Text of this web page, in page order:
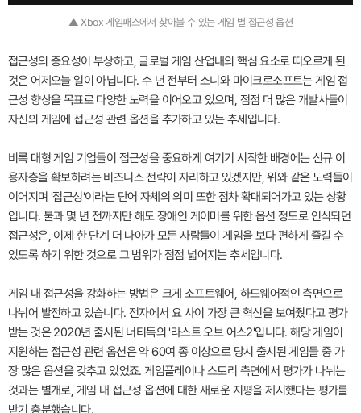
▲ Xbox 게임패스에서 찾아볼 수 있는 게임 별 접근성 옵션
접근성의 중요성이 부상하고, 글로벌 게임 산업내의 핵심 요소로 떠오르게 된
것은 어제오늘 일이 아닙니다. 수 년 전부터 소니와 마이크로소프트는 게임 접
근성 향상을 목표로 다양한 노력을 이어오고 있으며, 점점 더 많은 개발사들이
자신의 게임에 접근성 관련 옵션을 추가하고 있는 추세입니다.
비록 대형 게임 기업들이 접근성을 중요하게 여기기 시작한 배경에는 신규 이
용자층을 확보하려는 비즈니스 전략이 자리하고 있겠지만, 위와 같은 노력들이
이어지며 '접근성'이라는 단어 자체의 의미 또한 점차 확대되어가고 있는 상황
입니다. 불과 몇 년 전까지만 해도 장애인 게이머를 위한 옵션 정도로 인식되던
접근성은, 이제 한 단계 더 나아가 모든 사람들이 게임을 보다 편하게 즐길 수
있도록 하기 위한 것으로 그 범위가 점점 넓어지는 추세입니다.
게임 내 접근성을 강화하는 방법은 크게 소프트웨어, 하드웨어적인 측면으로
나뉘어 발전하고 있습니다. 전자에서 요 사이 가장 큰 혁신을 보여줬다고 평가
받는 것은 2020년 출시된 너티독의 '라스트 오브 어스2'입니다. 해당 게임이
지원하는 접근성 관련 옵션은 약 60여 종 이상으로 당시 출시된 게임들 중 가
장 많은 옵션을 갖추고 있었죠. 게임플레이나 스토리 측면에서 평가가 나뉘는
것과는 별개로, 게임 내 접근성 옵션에 대한 새로운 지평을 제시했다는 평가를
받기 충분했습니다.